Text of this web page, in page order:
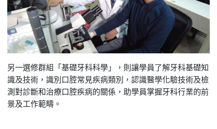
另一選修群組「基礎牙科科學」，則讓學員了解牙科基礎知
識及技術，識別口腔常見疾病類別，認識醫學化驗技術及檢
測對診斷和治療口腔疾病的關係，助學員掌握牙科行業的前
景及工作範疇。